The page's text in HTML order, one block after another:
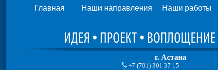
Главная Наши направления Наши работы
г. Астана
+7 (701) 301 37 15